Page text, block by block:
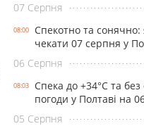
07 Серпня
08:00
Спекотно та сонячно:
чекати 07 серпня у
06 Серпня
08:03
Спека до +34°С та без
погоди у Полтаві на
05 Серпня